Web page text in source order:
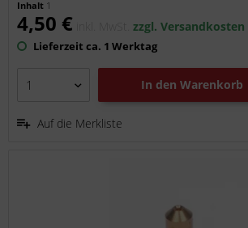
Inhalt 1
4,50 € inkl. MwSt.zzgl. Versandkosten
Lieferzeit ca. 1 Werktag
In den Warenkorb
Auf die Merkliste